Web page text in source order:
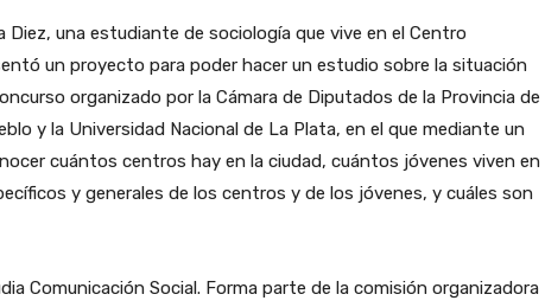
una estudiante de sociología que vive en el Centro
un proyecto para poder hacer un estudio sobre la situación
organizado por la Cámara de Diputados de la Provincia de
y la Universidad Nacional de La Plata, en el que mediante un
cuántos centros hay en la ciudad, cuántos jóvenes viven en
y generales de los centros y de los jóvenes, y cuáles son
Comunicación Social. Forma parte de la comisión organizadora